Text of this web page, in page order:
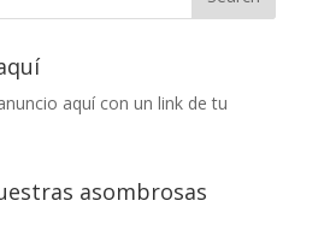
aquí con un link de tu
asombrosas